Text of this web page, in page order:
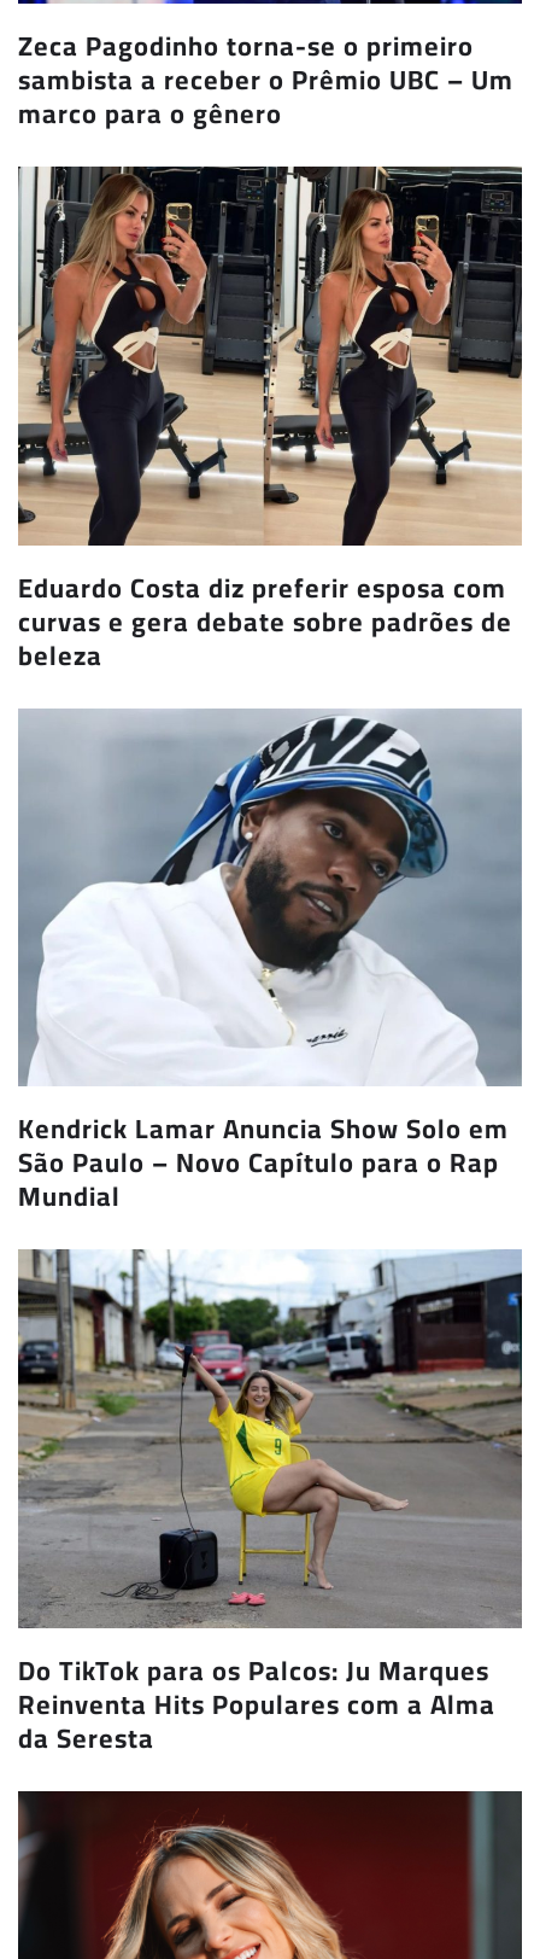
Zeca Pagodinho torna-se o primeiro
sambista a receber o Prêmio UBC – Um
marco para o gênero
Eduardo Costa diz preferir esposa com
curvas e gera debate sobre padrões de
beleza
Kendrick Lamar Anuncia Show Solo em
São Paulo – Novo Capítulo para o Rap
Mundial
Do TikTok para os Palcos: Ju Marques
Reinventa Hits Populares com a Alma
da Seresta